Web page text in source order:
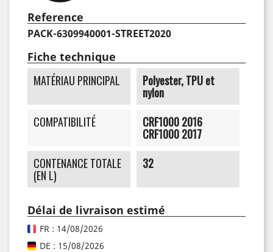
Reference
PACK-6309940001-STREET2020
Fiche technique
MATÉRIAU PRINCIPAL Polyester, TPU et
nylon
COMPATIBILITÉ
CRF1000 2016
CRF1000 2017
CONTENANCE TOTALE
(EN L)
32
Délai de livraison estimé
FR : 14/08/2026
DE : 15/08/2026